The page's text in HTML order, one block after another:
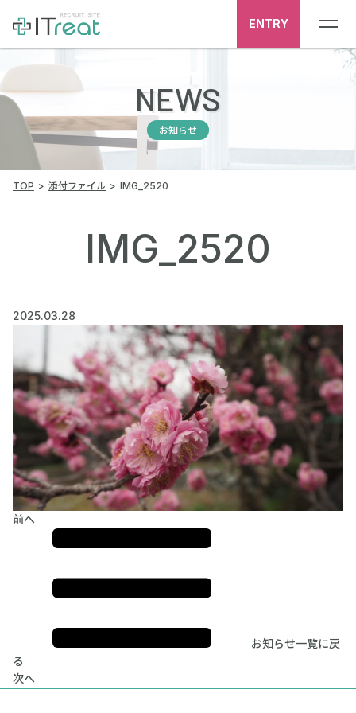
ENTRY
NEWS
お知らせ
TOP 添付ファイル IMG_2520
IMG_2520
2025.03.28
前へ
お知らせ一覧に戻
る
次へ